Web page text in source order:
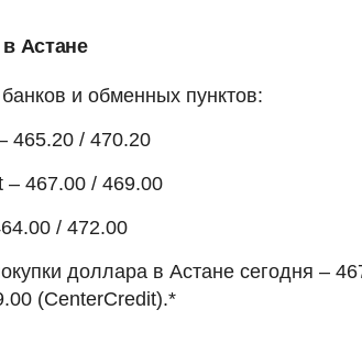
Астане
и обменных пунктов:
465.20 / 470.20
– 467.00 / 469.00
/ 472.00
доллара в Астане сегодня –
(CenterCredit).*